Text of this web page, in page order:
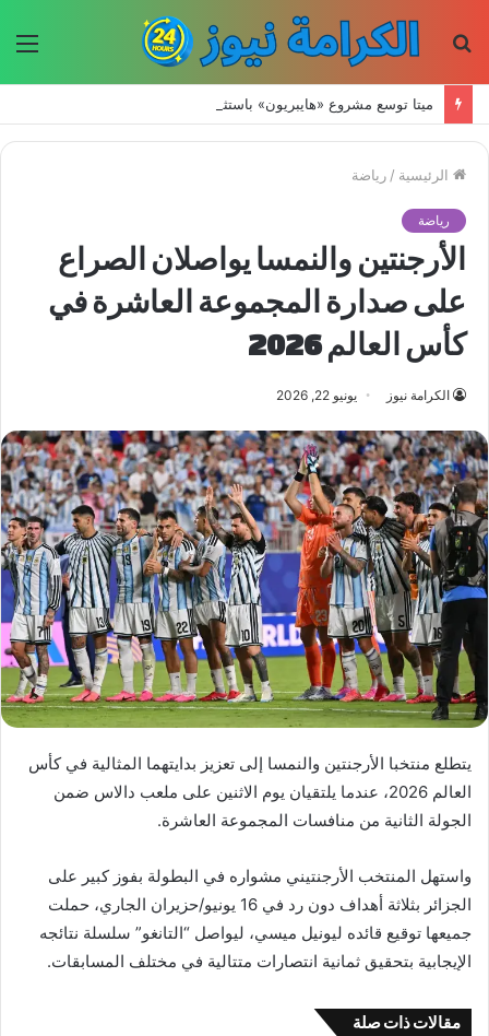
الرئيسية / رياضة
رياضة
الأرجنتين والنمسا يواصلان الصراع
على صدارة المجموعة العاشرة في
كأس العالم 2026
الكرامة نيوز يونيو 22, 2026
يتطلع منتخبا الأرجنتين والنمسا إلى تعزيز بدايتهما المثالية في كأس
العالم 2026، عندما يلتقيان يوم الاثنين على ملعب دالاس ضمن
الجولة الثانية من منافسات المجموعة العاشرة.
واستهل المنتخب الأرجنتيني مشواره في البطولة بفوز كبير على
الجزائر بثلاثة أهداف دون رد في 16 يونيو/حزيران الجاري، حملت
جميعها توقيع قائده ليونيل ميسي، ليواصل “التانغو” سلسلة نتائجه
الإيجابية بتحقيق ثمانية انتصارات متتالية في مختلف المسابقات.
مقالات ذات صلة